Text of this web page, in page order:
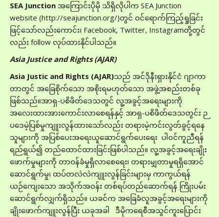
SEA Junction အကြောင်းပိုမို သိရှိလိုပါက SEA Junction
website (http://seajunction.org/)တွင် ဝင်ရောက်ကြည့်ရှုခြင်း
ဖြင့်သော်လည်းကောင်း၊ Facebook, Twitter, Instagramတို့တွင်
လည်း follow လုပ်ထားနိုင်ပါသည်။
Asia Justice and Rights (AJAR)
Asia Justic and Rights (AJAR)သည် အင်ဒိုနီးရှားနိုင်ငံ ဂျာကာ
တာတွင် အခြေစိုက်သော အစိုးရမဟုတ်သော အဖွဲ့အစည်းတစ်ခု
ဖြစ်သည်။အာရှ-ပစိဖိတ်ဒေသတွင် လူ့အခွင့်အရေးများကို
အလေးထားအားကောင်းလာစေရန်နှင့် အာရှ-ပစိဖိတ်ဒေသတွင်း ဉ
ပဒေမဲ့ပြစ်မှုကျူးလွန်ထားသော်လည်း တရားမဲ့ကင်းလွတ်ခွင့်ရနေ
သူများကို အပြစ်ပေးအရေးယူဆောင်ရွက်ပေးရေး ပါ၀င်ကူညီရန်
ရည်ရွယ်၍ တည်ထောင်ထားခြင်းဖြစ်ပါသည်။ လူ့အခွင့်အရေးချိုး
ဖောက်မှုများကို တာဝန်ခံမှုရှိလာစေရေး၊ တရားမျှတာမှုရရှိအောင်
ဆောင်ရွက်မှု၊ ထပ်တလဲလဲကျူးလွန်ခြင်းများမှ ကာကွယ်ရန်
ယဉ်ကျေးသော အသိုက်အ၀န်း တစ်ရပ်တည်ဆောက်ရန် ကြိုးပမ်း
ဆောင်ရွက်လျှက်ရှိသည်။ ယခင်က အခြေခံလူအခွင့်အရေးများကို
ချိုးဖောက်ကျူးလွန်ပြီး ယခုအခါ ဒီမိုကရေစီအသွင်ကူးပြောင်း